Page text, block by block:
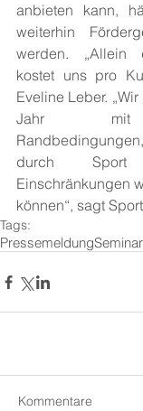
anbieten kann,
weiterhin
werden. „Allein
kostet uns pro
Eveline Leber.
Jahr mit
durch
Einschränkungen
können“, sagt
Tags:
PressemeldungSeminar
Kommentare